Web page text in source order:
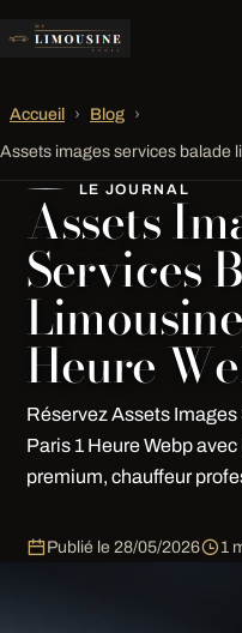
Accueil › Blog ›
Assets images services balade
LE JOURNAL
Assets
Services
Heure
Réservez Assets
Paris 1 Heure Webp
premium, chauffeur
Publié le 28/05/2026 1